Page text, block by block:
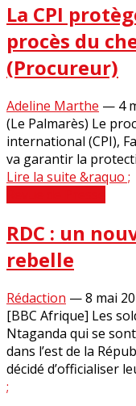
La CPI
procès du
(Procureur)
Adeline Marthe — 4
(Le Palmarès) Le
international (CPI),
va garantir la
Lire la suite &raquo ;
RDC : un
rebelle
Rédaction —8 mai
[BBC Afrique] Les
Ntaganda qui se
dans l’est de la
décidé d’officialiser
;